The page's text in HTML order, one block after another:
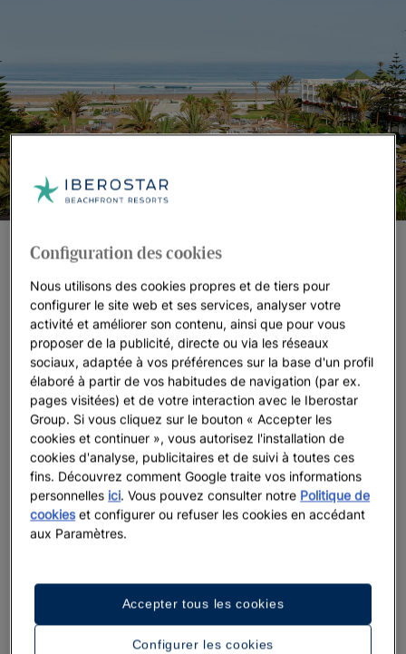
Iberostar Beachfront Resorts : vos vacances
dans les meilleurs hôtels
Chez Iberostar, nous ne laissons rien au hasard lorsqu’il s’agit
de nos resorts en bord de mer. Nous pensons à tout : des
emplacements à couper le souffle, un service chaleureux et
attentionné, et une véritable connection avec les océans. Le
cadre parfait pour créer des souvenirs pour la vie.Nous
croyons fermement qu’il faut apprécier le moment présent,
tout en préservant les paysages naturels qui entourent nos
resorts pour que les générations futures puissent aussi en
profiter.
Configuration des cookies
Nous utilisons des cookies propres et de tiers pour
configurer le site web et ses services, analyser votre
activité et améliorer son contenu, ainsi que pour vous
proposer de la publicité, directe ou via les réseaux
sociaux, adaptée à vos préférences sur la base d'un profil
élaboré à partir de vos habitudes de navigation (par ex.
pages visitées) et de votre interaction avec le Iberostar
Group. Si vous cliquez sur le bouton « Accepter les
cookies et continuer », vous autorisez l'installation de
cookies d'analyse, publicitaires et de suivi à toutes ces
fins. Découvrez comment Google traite vos informations
personnelles ici. Vous pouvez consulter notre Politique de
cookies et configurer ou refuser les cookies en accédant
aux Paramètres.
Configurer les cookies
Accepter tous les cookies